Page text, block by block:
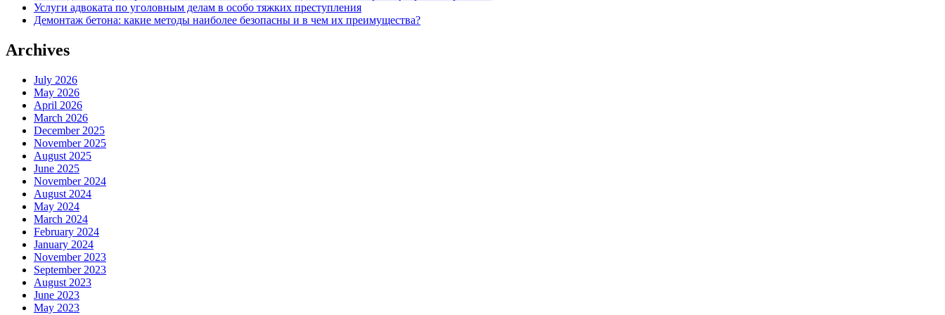
Услуги адвоката по уголовным делам в особо тяжких преступления
Демонтаж бетона: какие методы наиболее безопасны и в чем их преимущества?
Archives
July 2026
May 2026
April 2026
March 2026
December 2025
November 2025
August 2025
June 2025
November 2024
August 2024
May 2024
March 2024
February 2024
January 2024
November 2023
September 2023
August 2023
June 2023
May 2023